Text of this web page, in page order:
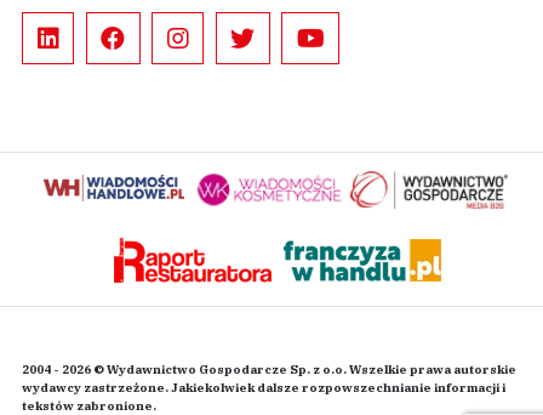
2004 - 2026 © Wydawnictwo Gospodarcze Sp. z o.o. Wszelkie prawa autorskie
wydawcy zastrzeżone. Jakiekolwiek dalsze rozpowszechnianie informacji i
tekstów zabronione.